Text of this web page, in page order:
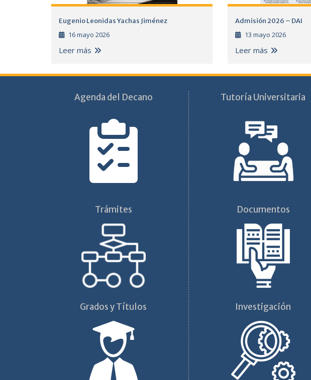
Eugenio Leonidas Yachas Jiménez
16 mayo 2026
Leer más
Admisión 2026 – DAI
13 mayo 2026
Leer más
Agenda del Decano
Trámites
Grados y Títulos
Tutoría Universitaria
Documentos
Investigación